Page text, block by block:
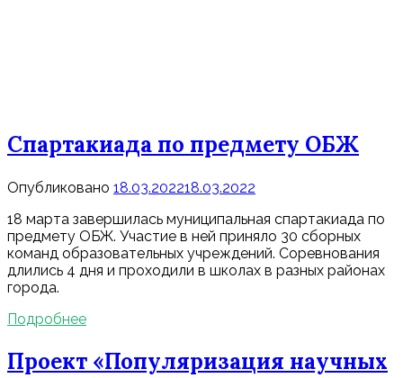
Спартакиада по предмету ОБЖ
Опубликовано 18.03.202218.03.2022
18 марта завершилась муниципальная спартакиада по
предмету ОБЖ. Участие в ней приняло 30 сборных
команд образовательных учреждений. Соревнования
длились 4 дня и проходили в школах в разных районах
города.
Подробнее
Проект «Популяризация научных